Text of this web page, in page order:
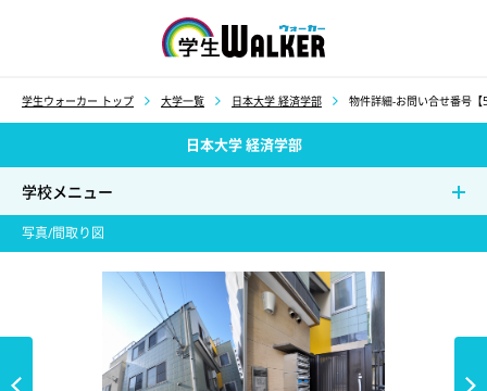
学生ウォーカー トップ 大学一覧 日本大学 経済学部 物件詳細-お問い合せ番号【
日本大学 経済学部
学校メニュー
写真/間取り図